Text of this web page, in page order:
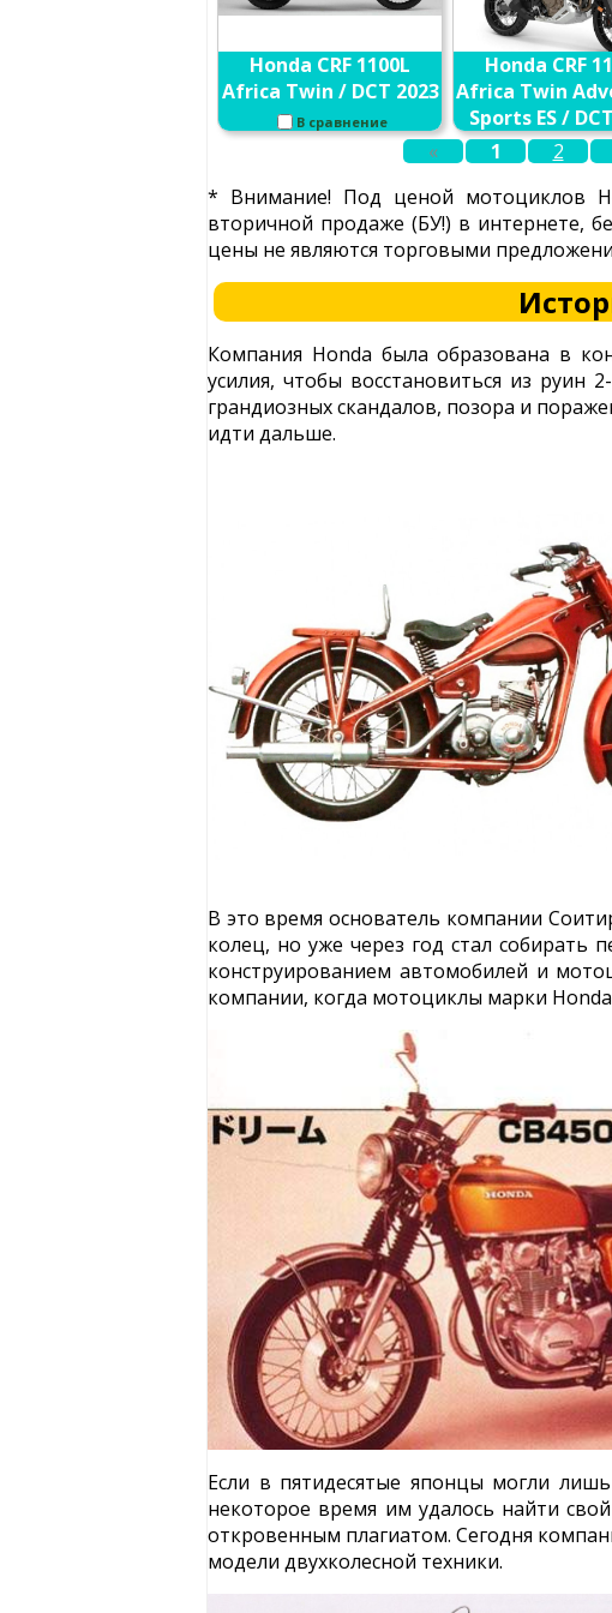
Honda CRF 1100L
Africa Twin / DCT 2023
В сравнение
Honda CRF
Africa Twin
Sports ES /
В
« 1 2
* Внимание! Под ценой мотоциклов
вторичной продаже (БУ!) в интернете,
цены не являются торговыми
Компания Honda была образована в
усилия, чтобы восстановиться из
грандиозных скандалов, позора и
идти дальше.
В это время основатель компании
колец, но уже через год стал собирать
конструированием автомобилей и
компании, когда мотоциклы марки
Если в пятидесятые японцы могли
некоторое время им удалось найти
откровенным плагиатом. Сегодня
модели двухколесной техники.